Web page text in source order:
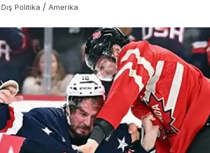
Politika / Amerika